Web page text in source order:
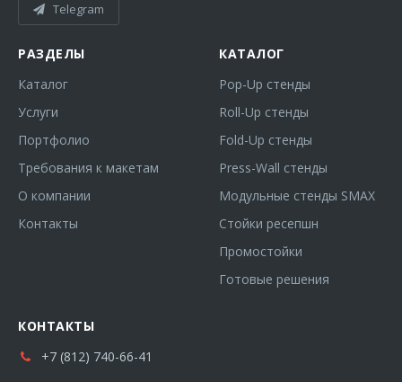
Telegram
РАЗДЕЛЫ
Каталог
Услуги
Портфолио
Требования к макетам
О компании
Контакты
КАТАЛОГ
Pop-Up стенды
Roll-Up стенды
Fold-Up стенды
Press-Wall стенды
Модульные стенды SMAX
Стойки ресепшн
Промостойки
Готовые решения
КОНТАКТЫ
+7 (812) 740-66-41